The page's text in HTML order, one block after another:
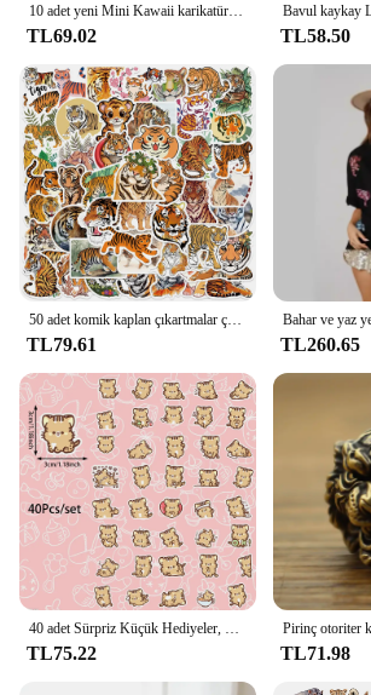
TL69.02 TL58.50
TL79.61 TL260.65
TL75.22 TL71.98